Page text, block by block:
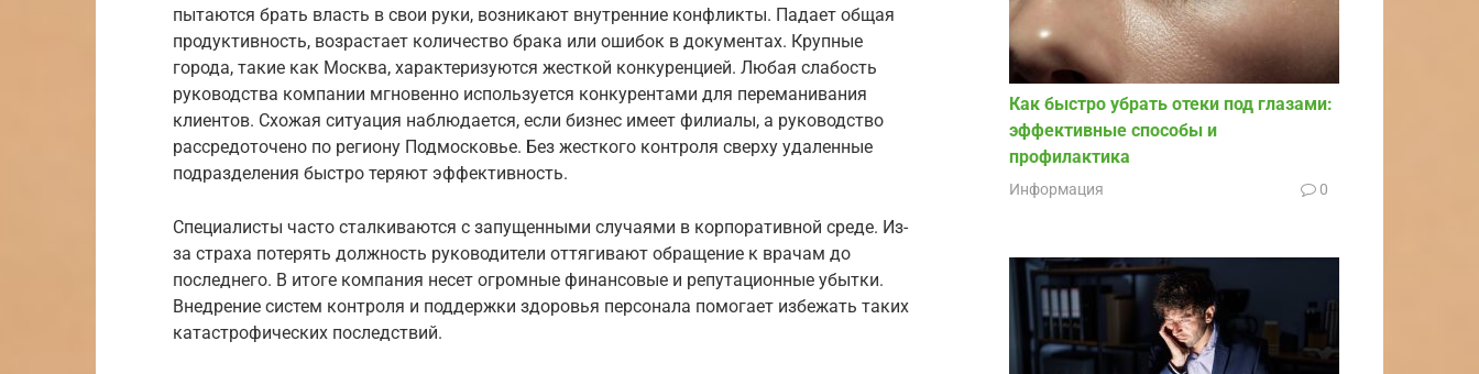
пытаются брать власть в свои руки, возникают внутренние конфликты. Падает общая
продуктивность, возрастает количество брака или ошибок в документах. Крупные
города, такие как Москва, характеризуются жесткой конкуренцией. Любая слабость
руководства компании мгновенно используется конкурентами для переманивания
клиентов. Схожая ситуация наблюдается, если бизнес имеет филиалы, а руководство
рассредоточено по региону Подмосковье. Без жесткого контроля сверху удаленные
подразделения быстро теряют эффективность.
Специалисты часто сталкиваются с запущенными случаями в корпоративной среде. Из-
за страха потерять должность руководители оттягивают обращение к врачам до
последнего. В итоге компания несет огромные финансовые и репутационные убытки.
Внедрение систем контроля и поддержки здоровья персонала помогает избежать таких
катастрофических последствий.
Как быстро убрать отеки под глазами:
эффективные способы и
профилактика
Информация 0